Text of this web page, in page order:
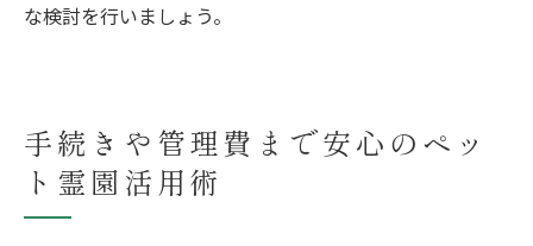
な検討を行いましょう。
手続きや管理費まで安心のペッ
ト霊園活用術